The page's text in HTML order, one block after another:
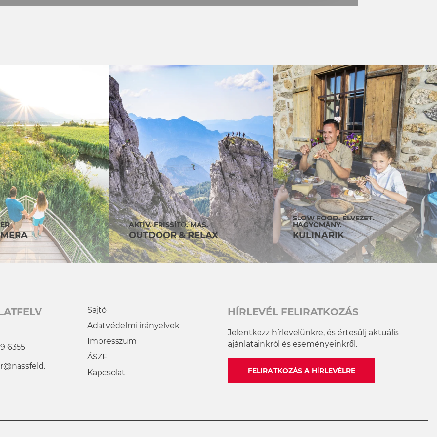
AKTÍV. FRISSÍTŐ. MÁS.
OUTDOOR & RELAX
SLOW FOOD. ÉLVEZET.
HAGYOMÁNY.
KULINARIK
6355
Sajtó
Adatvédelmi irányelvek
Impresszum
ÁSZF
Kapcsolat
HÍRLEVÉL FELIRATKOZÁS
Jelentkezz hírlevelünkre, és értesülj aktuális
ajánlatainkról és eseményeinkről.
FELIRATKOZÁS A HÍRLEVÉLRE